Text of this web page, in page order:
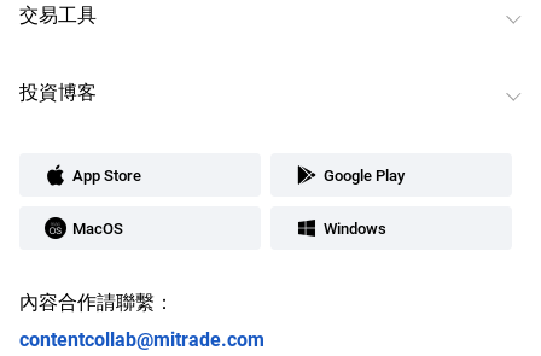
交易工具
投資博客
App Store Google Play
MacOS Windows
內容合作請聯繫：
contentcollab@mitrade.com